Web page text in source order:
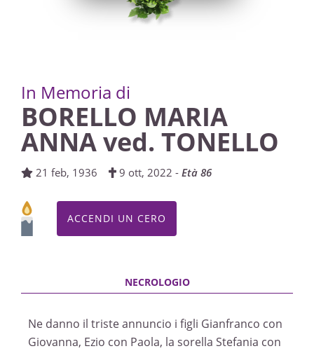
In Memoria di
BORELLO MARIA
ANNA ved. TONELLO
21 feb, 1936 9 ott, 2022 -Età 86
ACCENDI UN CERO
Ne danno il triste annuncio i figli Gianfranco con
Giovanna, Ezio con Paola, la sorella Stefania con